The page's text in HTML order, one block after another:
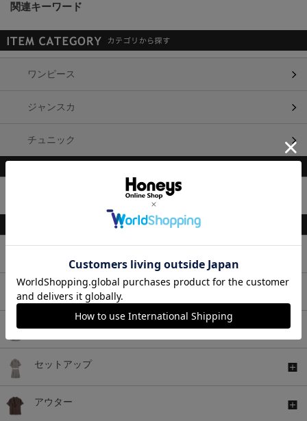
関連キーワード
ワンピース
ジャンスカ
チュニック
ボトムス
ワンピース
セットアップ
アウター